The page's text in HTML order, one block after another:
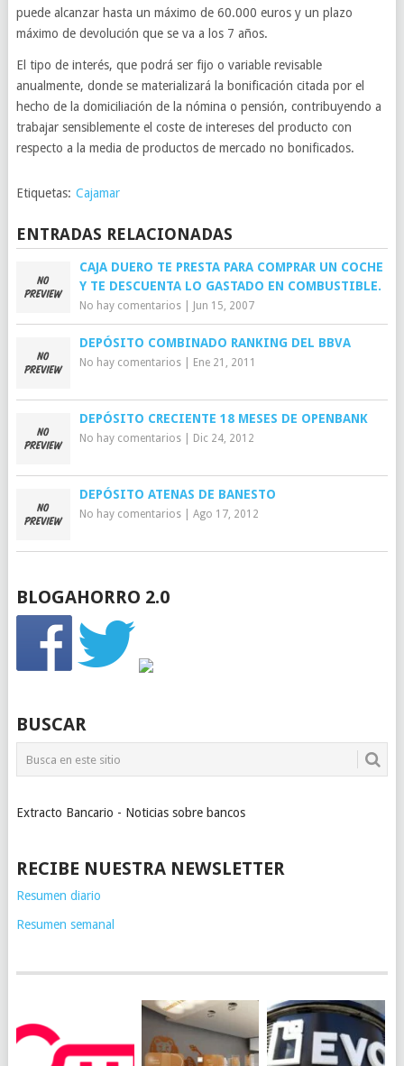
puede alcanzar hasta un máximo de 60.000 euros y un plazo
máximo de devolución que se va a los 7 años.
El tipo de interés, que podrá ser fijo o variable revisable
anualmente, donde se materializará la bonificación citada por el
hecho de la domiciliación de la nómina o pensión, contribuyendo a
trabajar sensiblemente el coste de intereses del producto con
respecto a la media de productos de mercado no bonificados.
Etiquetas: Cajamar
ENTRADAS RELACIONADAS
CAJA DUERO TE PRESTA PARA COMPRAR UN COCHE
Y TE DESCUENTA LO GASTADO EN COMBUSTIBLE.
No hay comentarios| Jun 15, 2007
DEPÓSITO COMBINADO RANKING DEL BBVA
No hay comentarios| Ene 21, 2011
DEPÓSITO CRECIENTE 18 MESES DE OPENBANK
No hay comentarios| Dic 24, 2012
DEPÓSITO ATENAS DE BANESTO
No hay comentarios| Ago 17, 2012
BLOGAHORRO 2.0
BUSCAR
Extracto Bancario - Noticias sobre bancos
RECIBE NUESTRA NEWSLETTER
Resumen diario
Resumen semanal